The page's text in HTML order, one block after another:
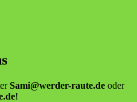
Sami@werder-raute.de oder
!